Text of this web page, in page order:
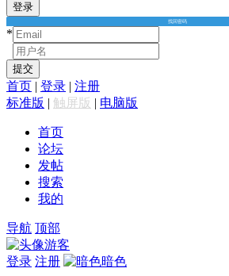
登录
找回密码
*
提交
首页 | 登录 | 注册
标准版 | 触屏版 | 电脑版
首页
论坛
发帖
搜索
我的
导航 顶部
游客
登录 注册 暗色